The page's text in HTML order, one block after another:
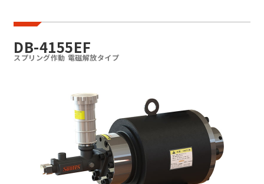
エアーブースタ
DB-4133EF
DB-4143EF
DB-4154EF
DB-4155EF
スプリング作動 電磁解放タイプ